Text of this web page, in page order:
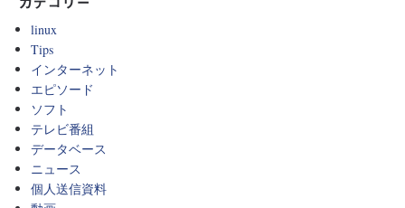
カテゴリー
linux
Tips
インターネット
エピソード
ソフト
テレビ番組
データベース
ニュース
個人送信資料